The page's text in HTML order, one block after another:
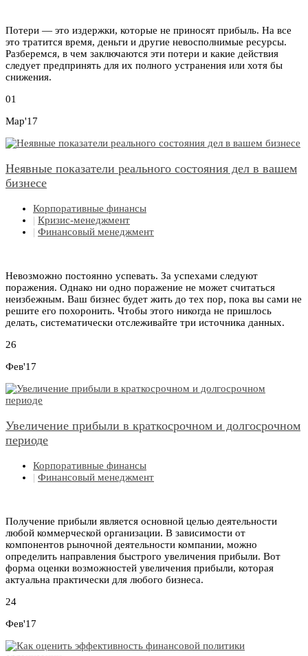
Потери — это издержки, которые не приносят прибыль. На все
это тратится время, деньги и другие невосполнимые ресурсы.
Разберемся, в чем заключаются эти потери и какие действия
следует предпринять для их полного устранения или хотя бы
снижения.
01
Мар'17
Неявные показатели реального состояния дел в вашем
бизнесе
Корпоративные финансы
| Кризис-менеджмент
| Финансовый менеджмент
Невозможно постоянно успевать. За успехами следуют
поражения. Однако ни одно поражение не может считаться
неизбежным. Ваш бизнес будет жить до тех пор, пока вы сами не
решите его похоронить. Чтобы этого никогда не пришлось
делать, систематически отслеживайте три источника данных.
26
Фев'17
Увеличение прибыли в краткосрочном и долгосрочном
периоде
Корпоративные финансы
| Финансовый менеджмент
Получение прибыли является основной целью деятельности
любой коммерческой организации. В зависимости от
компонентов рыночной деятельности компании, можно
определить направления быстрого увеличения прибыли. Вот
форма оценки возможностей увеличения прибыли, которая
актуальна практически для любого бизнеса.
24
Фев'17